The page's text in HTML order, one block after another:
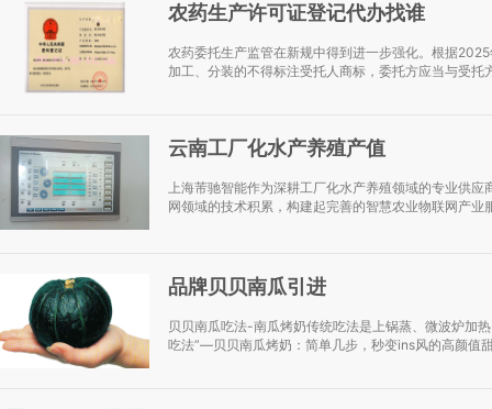
农药生产许可证登记代办找谁
农药委托生产监管在新规中得到进一步强化。根据
加工、分装的不得标注受托人商标，委托方应当与受
云南工厂化水产养殖产值
上海芾驰智能作为深耕工厂化水产养殖领域的专业供
网领域的技术积累，构建起完善的智慧农业物联网产
品牌贝贝南瓜引进
贝贝南瓜吃法-南瓜烤奶传统吃法是上锅蒸、微波炉加
吃法”—贝贝南瓜烤奶：简单几步，秒变ins风的高颜值